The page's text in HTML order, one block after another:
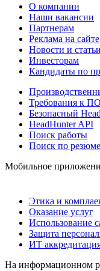
О компании
Наши вакансии
Партнерам
Реклама на сайте
Новости и статьи
Инвесторам
Кандидаты по
Требования к ПО
Безопасный
HeadHunter API
Поиск работы
Поиск по резюме
Мобильное
Этика и
Оказание услуг
Использование
Защита
ИТ
На информационном